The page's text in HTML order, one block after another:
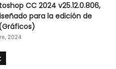
CC 2024 v25.12.0.806,
para la edición de
2024